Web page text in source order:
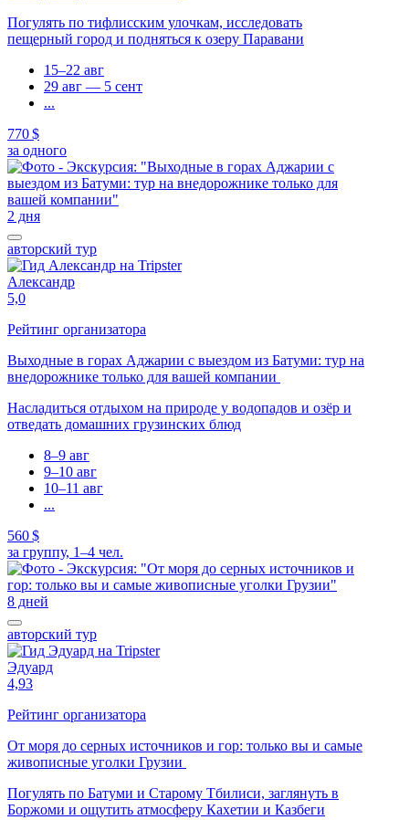
Погулять по тифлисским улочкам, исследовать
пещерный город и подняться к озеру Паравани
15–22 авг
29 авг — 5 сент
...
770 $
за одного
2 дня
авторский тур
Александр
5,0
Рейтинг организатора
Выходные в горах Аджарии с выездом из Батуми: тур на
внедорожнике только для вашей компании
Насладиться отдыхом на природе у водопадов и озёр и
отведать домашних грузинских блюд
8–9 авг
9–10 авг
10–11 авг
...
560 $
за группу, 1–4 чел.
8 дней
авторский тур
Эдуард
4,93
Рейтинг организатора
От моря до серных источников и гор: только вы и самые
живописные уголки Грузии
Погулять по Батуми и Старому Тбилиси, заглянуть в
Боржоми и ощутить атмосферу Кахетии и Казбеги